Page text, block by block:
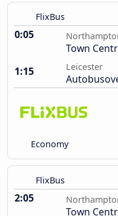
FlixBus
0:05
Town
1:15
Leicester
Economy
FlixBus
2:05
Town